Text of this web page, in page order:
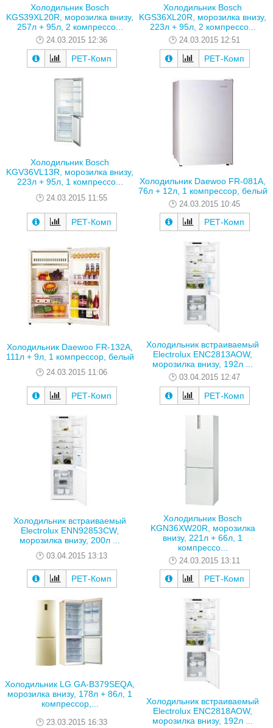
Холодильник Bosch
KGS39XL20R, морозилка внизу,
257л + 95л, 2 компрессо...
24.03.2015 12:36
РЕТ-Комп
Холодильник Bosch
KGS36XL20R, морозилка внизу,
223л + 95л, 2 компрессо...
24.03.2015 12:51
РЕТ-Комп
Холодильник Bosch
KGV36VL13R, морозилка внизу,
223л + 95л, 1 компрессо...
24.03.2015 11:55
РЕТ-Комп
Холодильник Daewoo FR-081A,
76л + 12л, 1 компрессор, белый
24.03.2015 10:45
РЕТ-Комп
Холодильник Daewoo FR-132A,
111л + 9л, 1 компрессор, белый
24.03.2015 11:06
РЕТ-Комп
Холодильник встраиваемый
Electrolux ENC2813AOW,
морозилка внизу, 192л ...
03.04.2015 12:47
РЕТ-Комп
Холодильник встраиваемый
Electrolux ENN92853CW,
морозилка внизу, 200л ...
03.04.2015 13:13
РЕТ-Комп
Холодильник Bosch
KGN36XW20R, морозилка
внизу, 221л + 66л, 1
компрессо...
24.03.2015 13:11
РЕТ-Комп
Холодильник LG GA-B379SEQA,
морозилка внизу, 178л + 86л, 1
компрессор,...
23.03.2015 16:33
Холодильник встраиваемый
Electrolux ENC2818AOW,
морозилка внизу, 192л ...